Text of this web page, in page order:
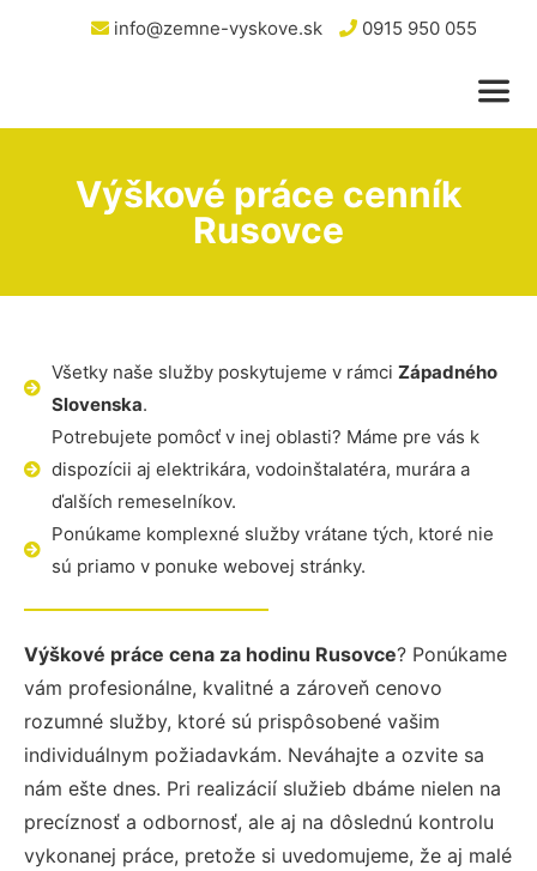
info@zemne-vyskove.sk 0915 950 055
Výškové práce cenník
Rusovce
Všetky naše služby poskytujeme v rámci Západného
Slovenska.
Potrebujete pomôcť v inej oblasti? Máme pre vás k
dispozícii aj elektrikára, vodoinštalatéra, murára a
ďalších remeselníkov.
Ponúkame komplexné služby vrátane tých, ktoré nie
sú priamo v ponuke webovej stránky.
Výškové práce cena za hodinu Rusovce? Ponúkame
vám profesionálne, kvalitné a zároveň cenovo
rozumné služby, ktoré sú prispôsobené vašim
individuálnym požiadavkám. Neváhajte a ozvite sa
nám ešte dnes. Pri realizácií služieb dbáme nielen na
precíznosť a odbornosť, ale aj na dôslednú kontrolu
vykonanej práce, pretože si uvedomujeme, že aj malé